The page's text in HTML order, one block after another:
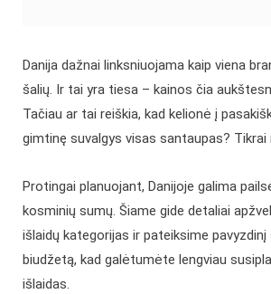
Danija dažnai linksniuojama kaip viena
šalių. Ir tai yra tiesa – kainos čia
Tačiau ar tai reiškia, kad kelionė į
gimtinę suvalgys visas santaupas? Tikrai
Protingai planuojant, Danijoje galima
kosminių sumų. Šiame gide detaliai
išlaidų kategorijas ir pateiksime pavyzdinį
biudžetą, kad galėtumėte lengviau
išlaidas.